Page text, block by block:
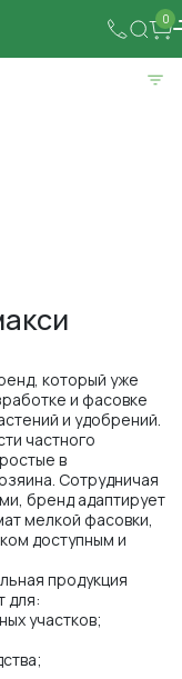
0
который уже
и фасовке
и удобрений.
частного
в
Сотрудничая
бренд адаптирует
мелкой фасовки,
доступным и
продукция
для:
участков;